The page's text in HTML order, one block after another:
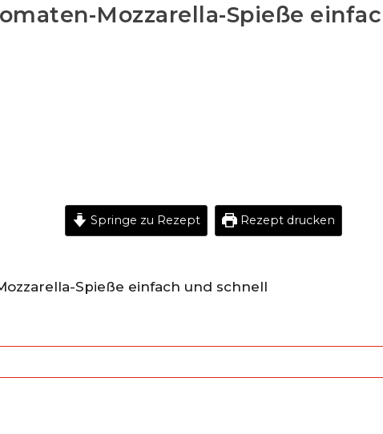
Mozzarella-Spieße
Springe zu Rezept Rezept drucken
Spieße einfach und schnell